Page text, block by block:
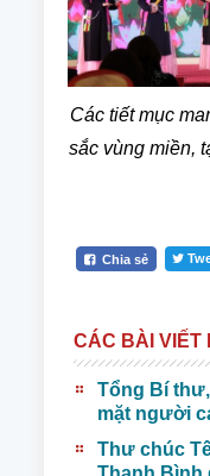
Các tiết mục
sắc vùng miền,
Chia sẻ
CÁC BÀI VIẾT
Tổng Bí
mặt người
Thư chúc